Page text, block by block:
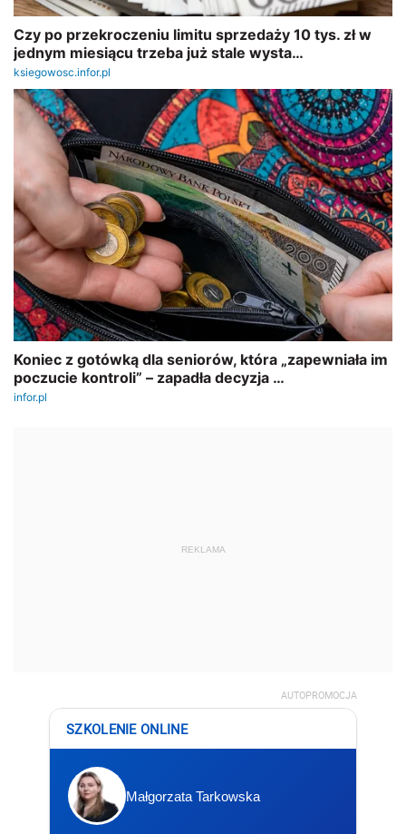
REKLAMA
AUTOPROMOCJA
SZKOLENIE ONLINE
Małgorzata Tarkowska